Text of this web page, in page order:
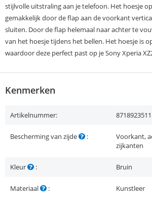
stijlvolle uitstraling aan je telefoon. Het hoesje
gemakkelijk door de flap aan de voorkant
sluiten. Door de flap helemaal naar achter te
van het hoesje tijdens het bellen. Het hoesje is
waardoor deze perfect past op je Sony Xperia
Kenmerken
Artikelnummer:
Bescherming van zijde :
Voorkant,
zijkanten
Kleur : Bruin
Materiaal : Kunstleer